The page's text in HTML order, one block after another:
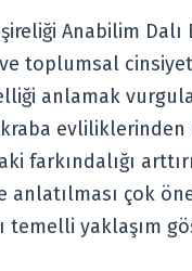
Anabilim
toplumsal cinsiyet
anlamak
farkındalığı
çok
temelli yaklaşım